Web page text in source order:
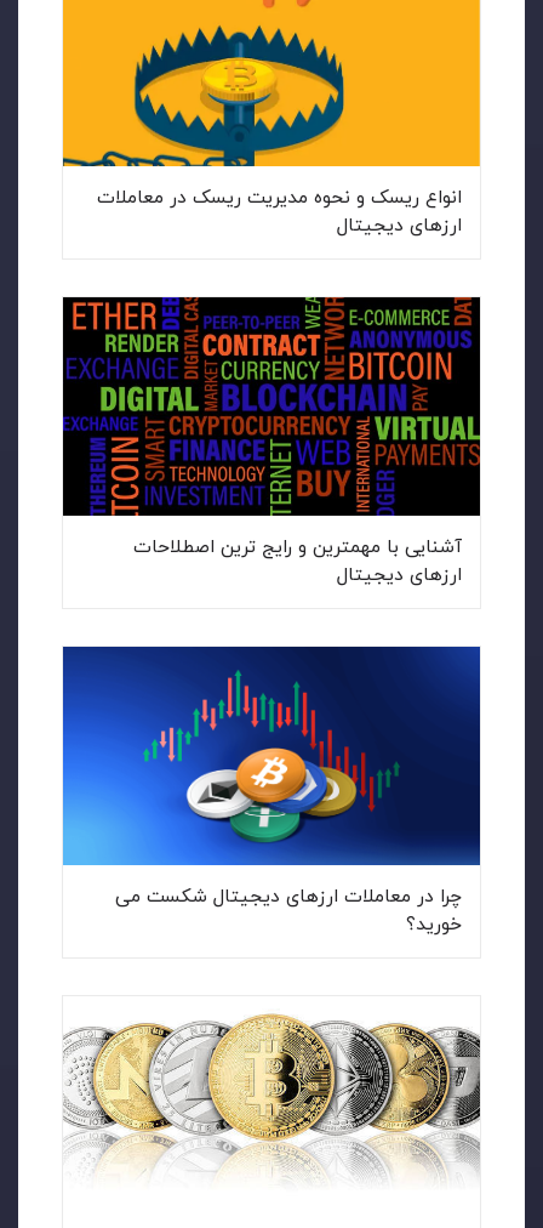
انواع ریسک و نحوه مدیریت ریسک در معاملات
ارزهای دیجیتال
آشنایی با مهمترین و رایج ترین اصطلاحات
ارزهای دیجیتال
چرا در معاملات ارزهای دیجیتال شکست می
خورید؟